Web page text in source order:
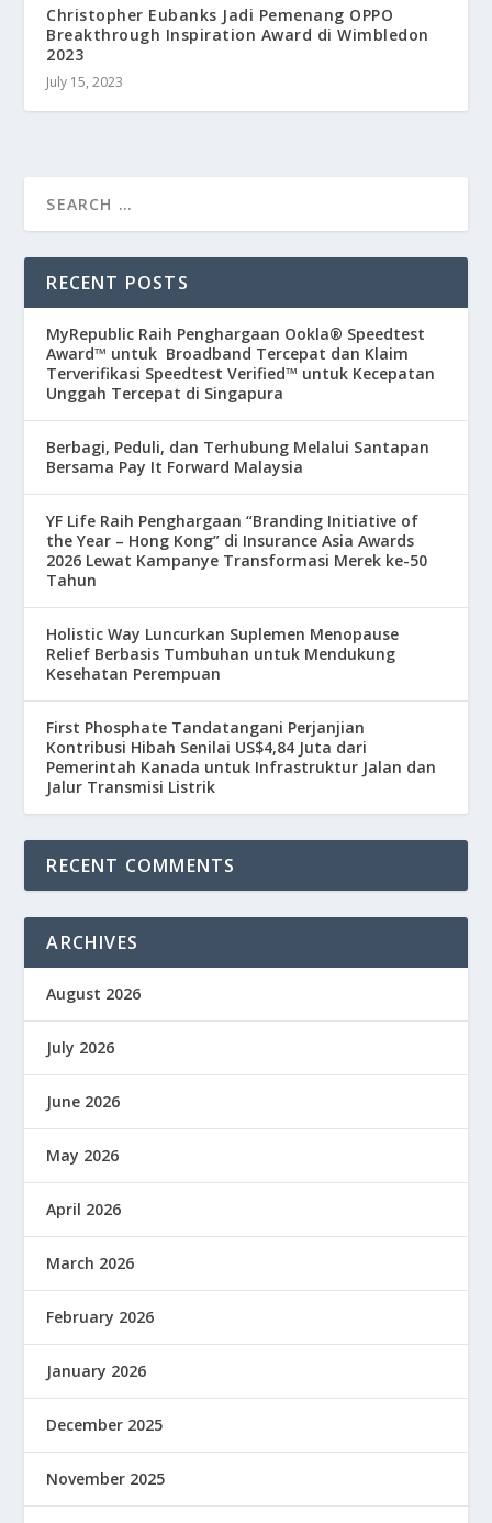
Christopher Eubanks Jadi Pemenang OPPO
Breakthrough Inspiration Award di Wimbledon
2023
July 15, 2023
RECENT POSTS
MyRepublic Raih Penghargaan Ookla® Speedtest
Award™ untuk Broadband Tercepat dan Klaim
Terverifikasi Speedtest Verified™ untuk Kecepatan
Unggah Tercepat di Singapura
Berbagi, Peduli, dan Terhubung Melalui Santapan
Bersama Pay It Forward Malaysia
YF Life Raih Penghargaan “Branding Initiative of
the Year – Hong Kong” di Insurance Asia Awards
2026 Lewat Kampanye Transformasi Merek ke-50
Tahun
Holistic Way Luncurkan Suplemen Menopause
Relief Berbasis Tumbuhan untuk Mendukung
Kesehatan Perempuan
First Phosphate Tandatangani Perjanjian
Kontribusi Hibah Senilai US$4,84 Juta dari
Pemerintah Kanada untuk Infrastruktur Jalan dan
Jalur Transmisi Listrik
RECENT COMMENTS
ARCHIVES
August 2026
July 2026
June 2026
May 2026
April 2026
March 2026
February 2026
January 2026
December 2025
November 2025